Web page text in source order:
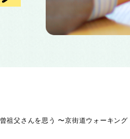
曾祖父さんを思う 〜京街道ウォーキン